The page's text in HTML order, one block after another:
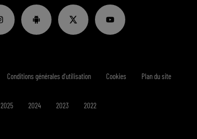
Conditions générales d'utilisation Cookies Plan du site
2025 2024 2023 2022